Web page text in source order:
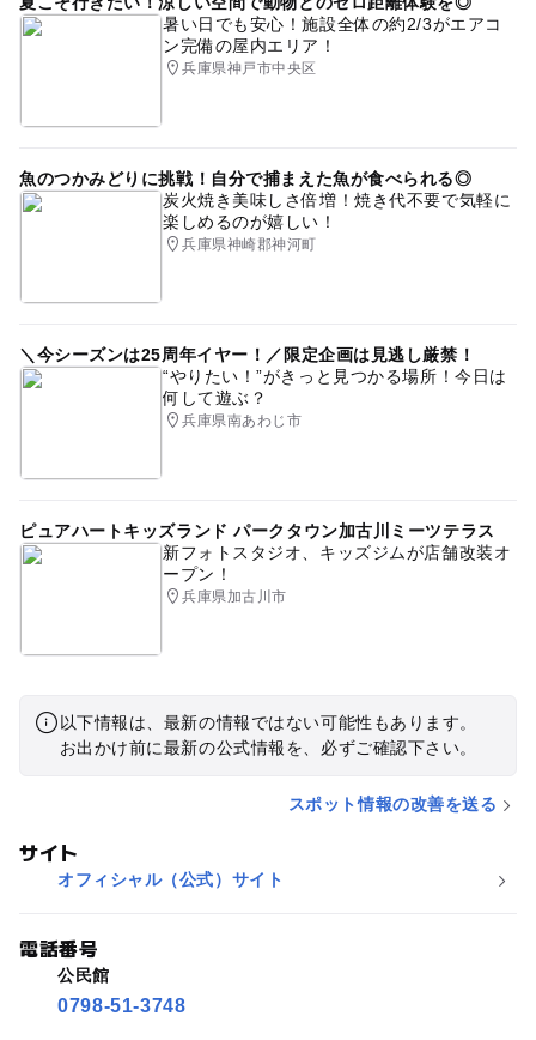
暑い日でも安心！施設全体の約2/3がエアコ
ン完備の屋内エリア！
兵庫県神戸市中央区
魚のつかみどりに挑戦！自分で捕まえた魚が食べられる◎
炭火焼き美味しさ倍増！焼き代不要で気軽に
楽しめるのが嬉しい！
兵庫県神崎郡神河町
＼今シーズンは25周年イヤー！／限定企画は見逃し厳禁！
“やりたい！”がきっと見つかる場所！今日は
何して遊ぶ？
兵庫県南あわじ市
ピュアハートキッズランド パークタウン加古川ミーツテラス
新フォトスタジオ、キッズジムが店舗改装オ
ープン！
兵庫県加古川市
以下情報は、最新の情報ではない可能性もあります。
お出かけ前に最新の公式情報を、必ずご確認下さい。
スポット情報の改善を送る
サイト
オフィシャル（公式）サイト
電話番号
公民館
0798-51-3748